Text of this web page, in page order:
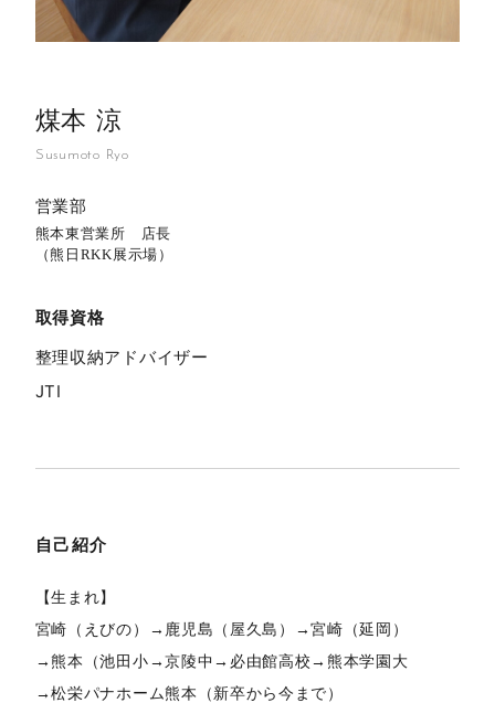
煤本 涼
Susumoto Ryo
営業部
熊本東営業所 店長
（熊日RKK展示場）
取得資格
整理収納アドバイザー
JTI
自己紹介
【生まれ】
宮崎（えびの）→鹿児島（屋久島）→宮崎（延岡）
→熊本（池田小→京陵中→必由館高校→熊本学園大
→松栄パナホーム熊本（新卒から今まで）